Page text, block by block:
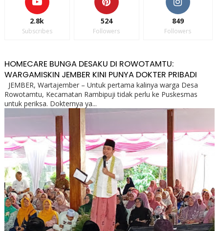
2.8k
Subscribes
524
Followers
849
Followers
HOMECARE BUNGA DESAKU DI ROWOTAMTU:
WARGAMISKIN JEMBER KINI PUNYA DOKTER PRIBADI
JEMBER, Wartajember – Untuk pertama kalinya warga Desa
Rowotamtu, Kecamatan Rambipuji tidak perlu ke Puskesmas
untuk periksa. Dokternya ya...